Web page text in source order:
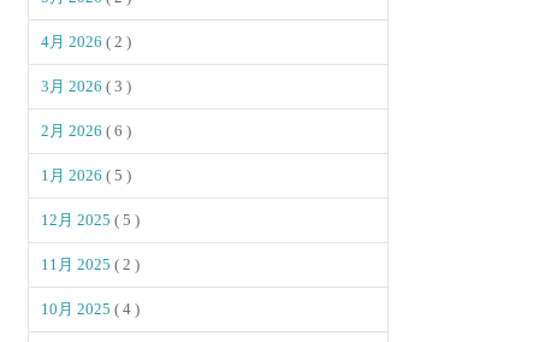
4月 2026( 2 )
3月 2026( 3 )
2月 2026( 6 )
1月 2026( 5 )
12月 2025( 5 )
11月 2025( 2 )
10月 2025( 4 )